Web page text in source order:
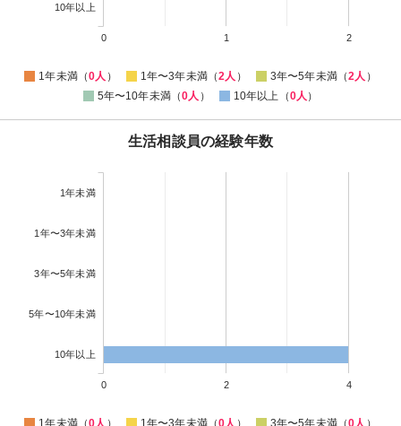
10年以上
0 1 2
1年未満（0人 ） 1年〜3年未満（2人 ） 3年〜5年未満（2人 ）
5年〜10年未満（0人 ） 10年以上（0人 ）
生活相談員の経験年数
1年未満
1年〜3年未満
3年〜5年未満
5年〜10年未満
10年以上
0 2 4